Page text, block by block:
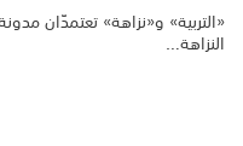
«التربية» و«نزاهة» تعتمدّان
النزاهة…